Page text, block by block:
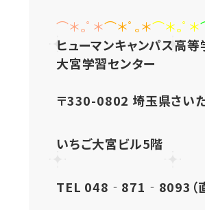
⌒＊｡ﾟ＊⌒＊ﾟ｡＊⌒＊｡ﾟ＊
ヒューマンキャンパス高等
大宮学習センター
〒330-0802 埼玉県さい
いちご大宮ビル5階
TEL 048‐871‐8093（直